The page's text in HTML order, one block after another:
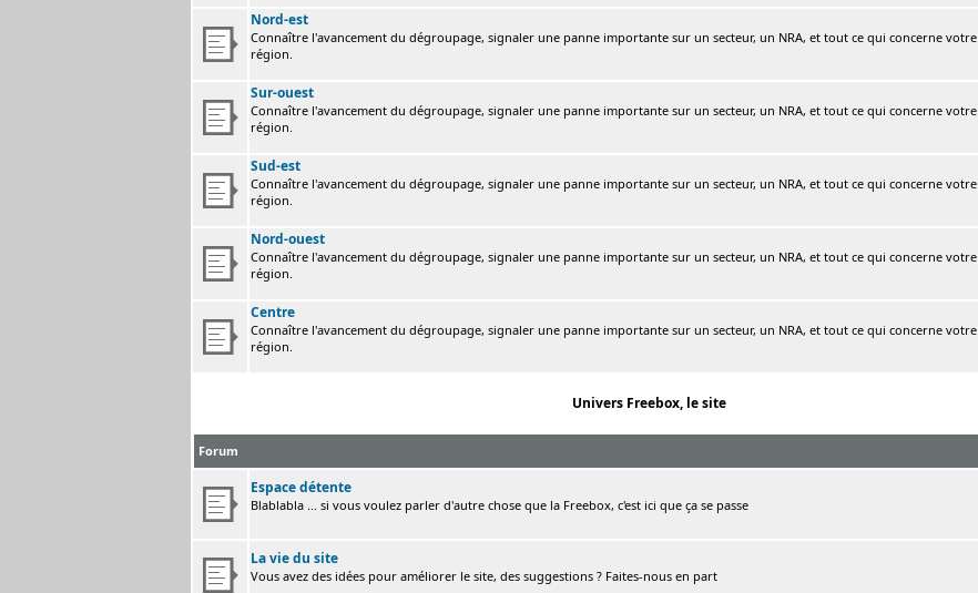
Nord-est
Connaître l'avancement du dégroupage, signaler une panne importante sur un secteur, un NRA, et tout ce qui concerne votre
région.
Sur-ouest
Connaître l'avancement du dégroupage, signaler une panne importante sur un secteur, un NRA, et tout ce qui concerne votre
région.
Sud-est
Connaître l'avancement du dégroupage, signaler une panne importante sur un secteur, un NRA, et tout ce qui concerne votre
région.
Nord-ouest
Connaître l'avancement du dégroupage, signaler une panne importante sur un secteur, un NRA, et tout ce qui concerne votre
région.
Centre
Connaître l'avancement du dégroupage, signaler une panne importante sur un secteur, un NRA, et tout ce qui concerne votre
région.
Univers Freebox, le site
Forum
Espace détente
Blablabla ... si vous voulez parler d'autre chose que la Freebox, c'est ici que ça se passe
La vie du site
Vous avez des idées pour améliorer le site, des suggestions ? Faites-nous en part